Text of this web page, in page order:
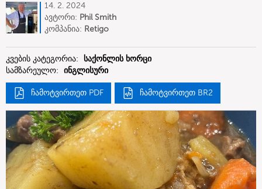
14. 2. 2024
ავტორი: Phil Smith
კომპანია: Retigo
კვების კატეგორია: საქონლის ხორცი
სამზარეულო: ინგლისური
ჩამოტვირთეთ PDF ჩამოტვირთეთ BR2